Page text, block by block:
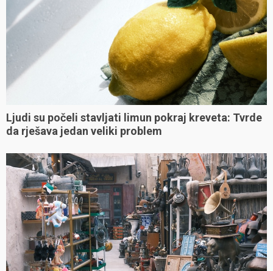
Ljudi su počeli stavljati limun pokraj kreveta: Tvrde
da rješava jedan veliki problem